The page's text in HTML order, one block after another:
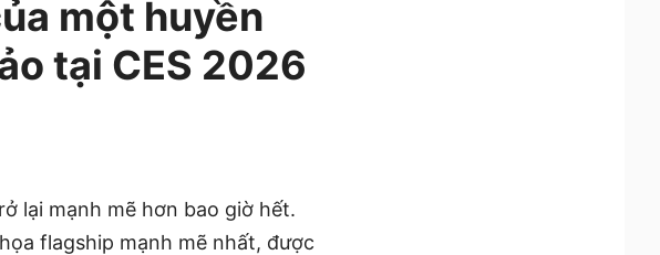
một huyền
tại CES 2026
lại mạnh mẽ hơn bao giờ hết.
flagship mạnh mẽ nhất, được